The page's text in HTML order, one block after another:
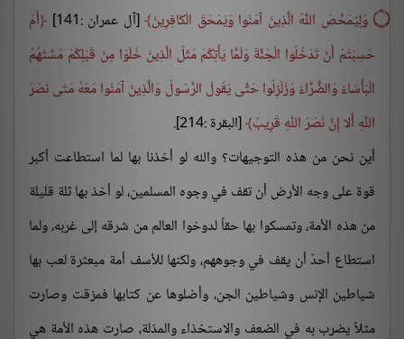
۝ وَلِيُمَحِّصَ اللَّهُ الَّذِينَ آمَنُوا وَيَمْحَقَ الْكَافِرِينَ [آل عمران :141]
أَمْ
حَسِبْتُمْ أَنْ تَدْخُلُوا الْجَنَّةَ وَلَمَّا يَأْتِكُمْ مَثَلُ الَّذِينَ خَلَوْا مِنْ قَبْلِكُمْ مَسَّتْهُمُ
الْبَأْسَاءُ وَالضَّرَّاءُ وَزُلْزِلُوا حَتَّى يَقُولَ الرَّسُولُ وَالَّذِينَ آمَنُوا مَعَهُ مَتَى نَصْرُ
اللَّهِ أَلا إِنَّ نَصْرَ اللَّهِ قَرِيبٌ [البقرة :214].
أين نحن من هذه التوجيهات؟ والله لو أخذنا بها لما استطاعت أكبر
قوة على وجه الأرض أن تقف في وجوه المسلمين، لو أخذ بها ثلة قليلة
من هذه الأمة، وتمسكوا بها حقاً لدوخوا العالم من شرقه إلى غربه، ولما
استطاع أحدٌ أن يقف في وجوههم، ولكنها للأسف أمة مبعثرة لعب بها
شياطين الإنس وشياطين الجن، وأضلوها عن كتابها فمزقت وصارت
مثلاً يضرب به في الضعف والاستخذاء والمذلة، صارت هذه الأمة هي